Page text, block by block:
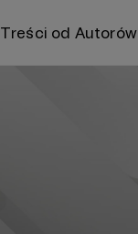
Treści od Autorów